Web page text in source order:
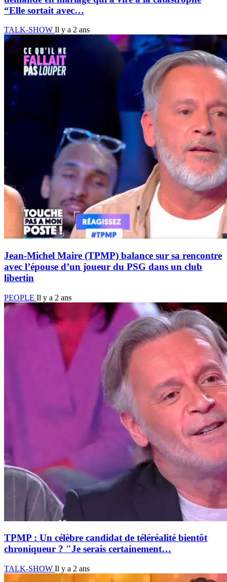
“Elle sortait avec…
TALK-SHOW Il y a 2 ans
Jean-Michel Maire (TPMP) balance sur sa rencontre
avec l’épouse d’un joueur du PSG dans un club
libertin
PEOPLE Il y a 2 ans
TPMP : Un célèbre candidat de téléréalité bientôt
chroniqueur ? "Je serais certainement…
TALK-SHOW Il y a 2 ans